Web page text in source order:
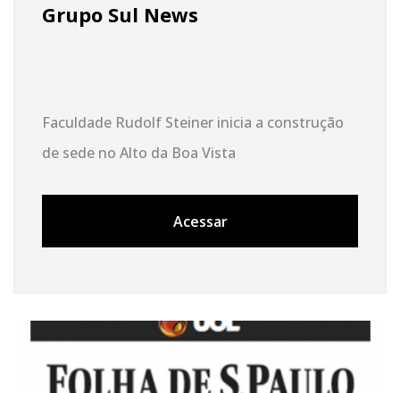
Grupo Sul News
Faculdade Rudolf Steiner inicia a construção
de sede no Alto da Boa Vista
Acessar